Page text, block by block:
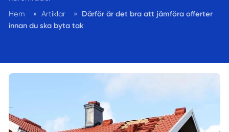
Hem
» Artiklar »
Därför är det bra att jämföra offerter
innan du ska byta tak